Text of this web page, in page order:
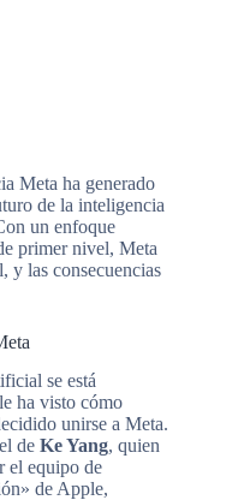
Meta ha generado
de la inteligencia
un enfoque
primer nivel, Meta
y las consecuencias
se está
ha visto cómo
unirse a Meta.
de Ke Yang, quien
el equipo de
de Apple,